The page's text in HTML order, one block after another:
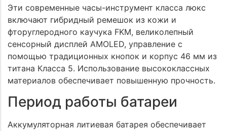
Эти современные часы-инструмент класса люкс
включают гибридный ремешок из кожи и
фторуглеродного каучука FKM, великолепный
сенсорный дисплей AMOLED, управление с
помощью традиционных кнопок и корпус 46 мм из
титана Класса 5. Использование высококлассных
материалов обеспечивает повышенную прочность.
Период работы батареи
Аккумуляторная литиевая батарея обеспечивает